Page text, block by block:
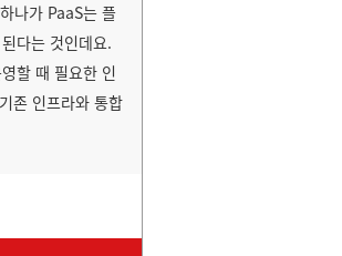
나가 PaaS는 플
다는 것인데요.
할 때 필요한 인
존 인프라와 통합